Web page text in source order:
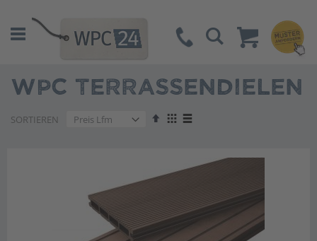
Suche
WPC TERRASSENDIELEN
SORTIEREN
AbsteigendAnzeigen